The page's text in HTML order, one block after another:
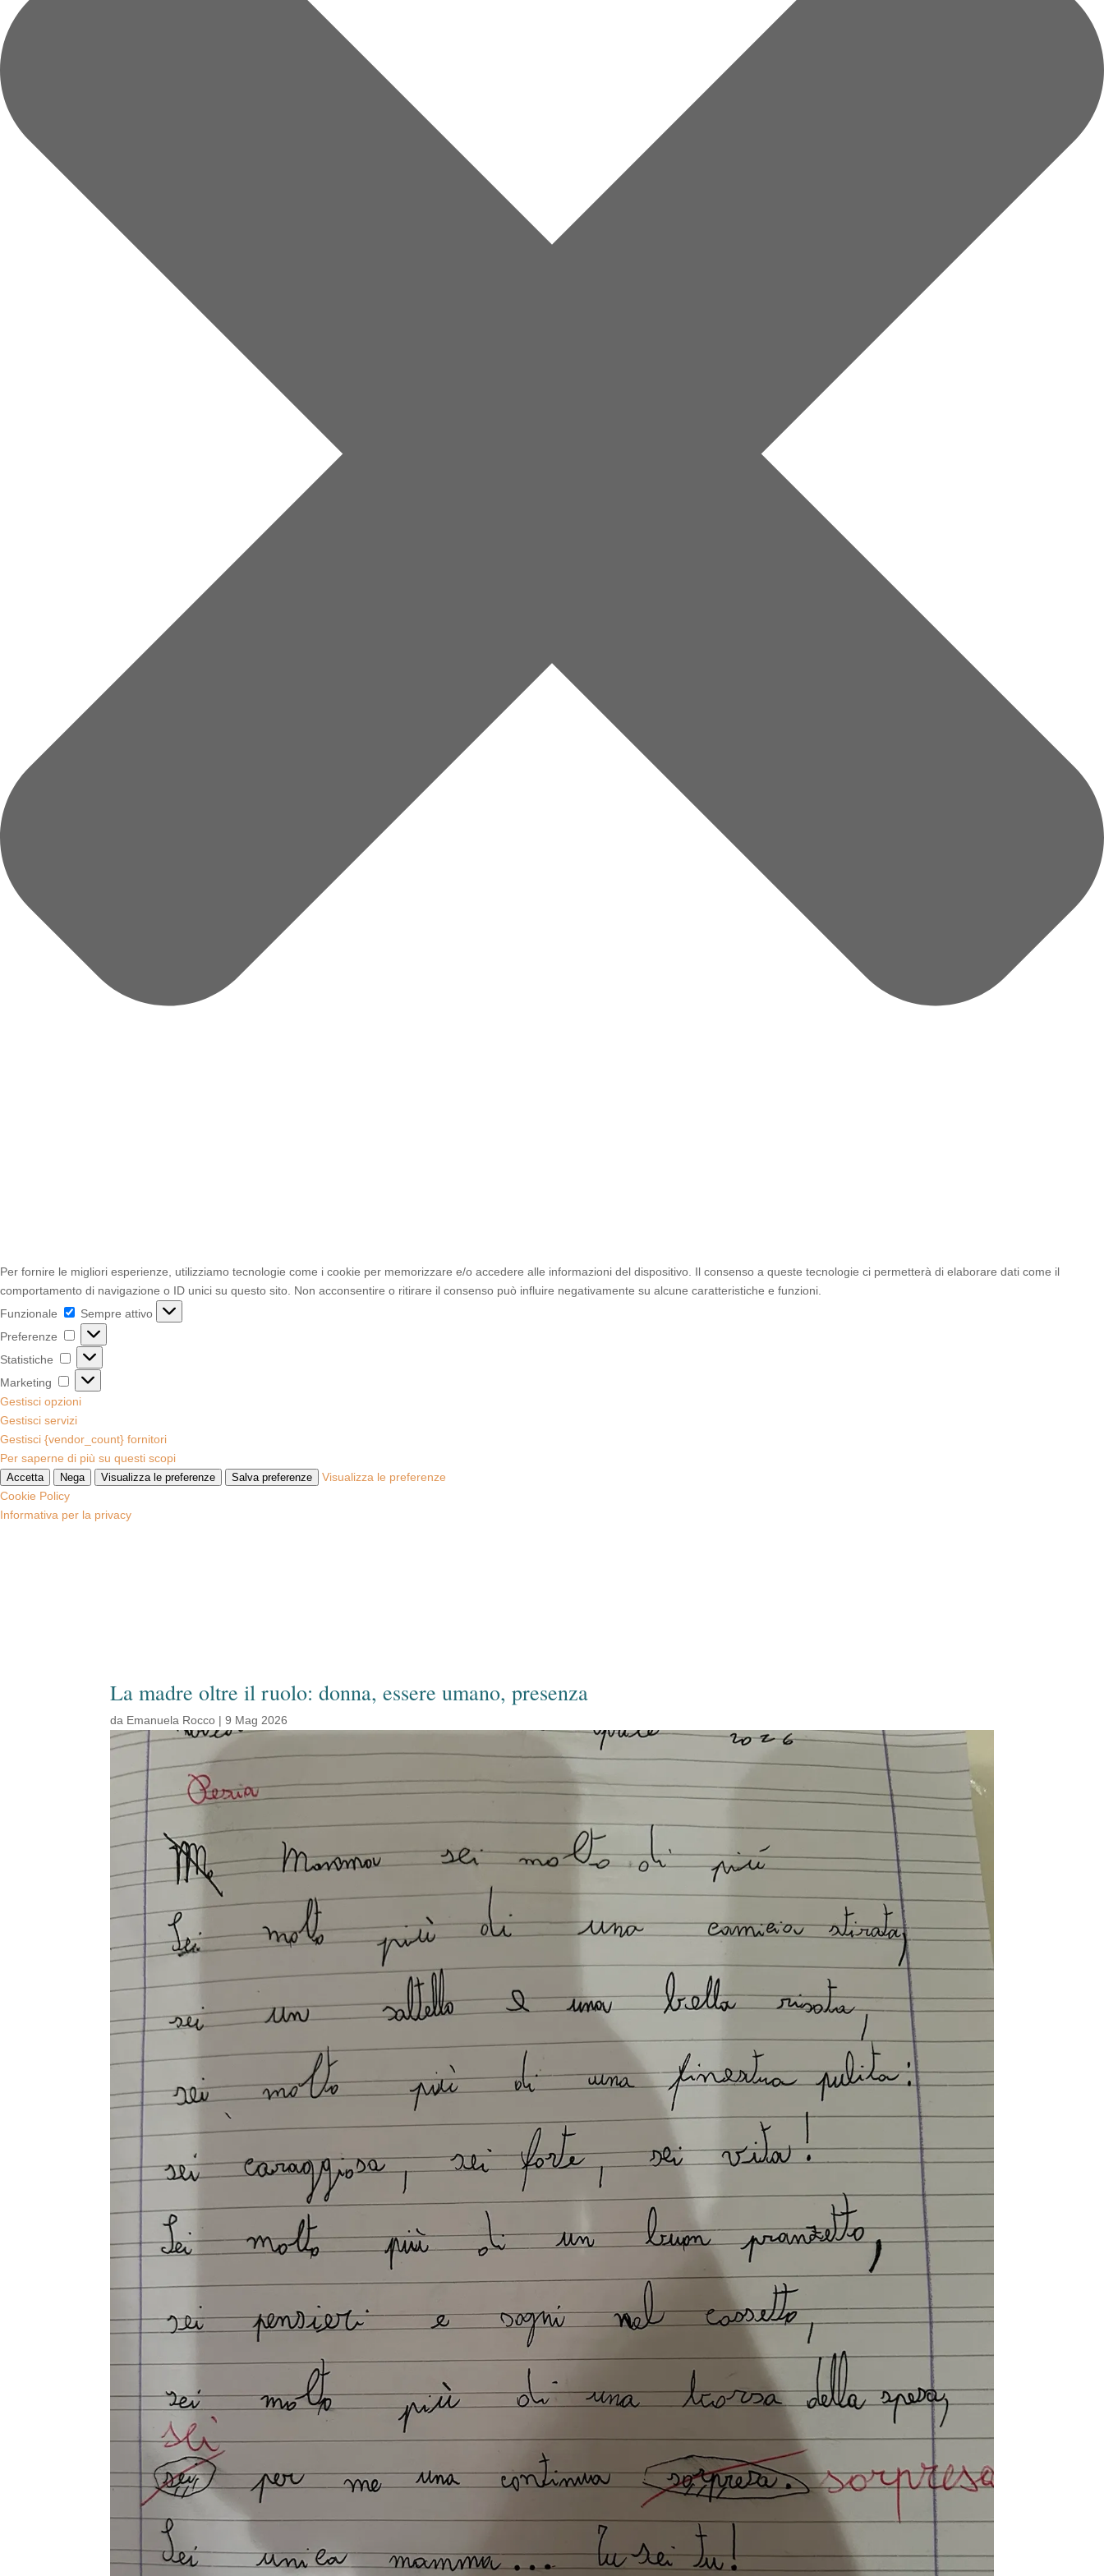
Per fornire le migliori esperienze, utilizziamo tecnologie come i cookie per memorizzare e/o accedere alle informazioni del dispositivo. Il consenso a queste tecnologie ci permetterà di elaborare dati come il
comportamento di navigazione o ID unici su questo sito. Non acconsentire o ritirare il consenso può influire negativamente su alcune caratteristiche e funzioni.
Funzionale
Funzionale
Sempre attivo
Preferenze
Preferenze
Statistiche Statistiche
Marketing
Marketing
Gestisci opzioni
Gestisci servizi
Gestisci {vendor_count} fornitori
Per saperne di più su questi scopi
Accetta Nega Visualizza le preferenze Salva preferenze
Visualizza le preferenze
Cookie Policy
Informativa per la privacy
La madre oltre il ruolo: donna, essere umano, presenza
da Emanuela Rocco |9 Mag 2026